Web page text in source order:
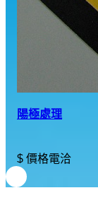
陽極處理
$ 價格電洽